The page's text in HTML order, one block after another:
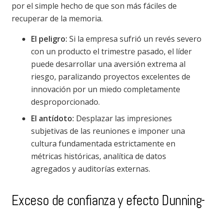
por el simple hecho de que son más fáciles de
recuperar de la memoria.
El peligro: Si la empresa sufrió un revés severo
con un producto el trimestre pasado, el líder
puede desarrollar una aversión extrema al
riesgo, paralizando proyectos excelentes de
innovación por un miedo completamente
desproporcionado.
El antídoto: Desplazar las impresiones
subjetivas de las reuniones e imponer una
cultura fundamentada estrictamente en
métricas históricas, analítica de datos
agregados y auditorías externas.
Exceso de confianza y efecto Dunning-